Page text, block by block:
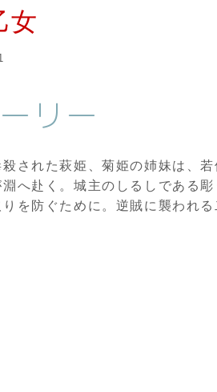
女
リー
された萩姫、菊姫の姉妹は、若
へ赴く。城主のしるしである
を防ぐために。逆賊に襲われ